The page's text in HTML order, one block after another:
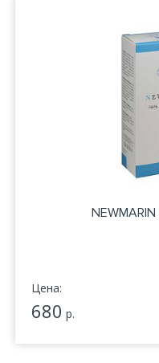
Цена:
680 р.